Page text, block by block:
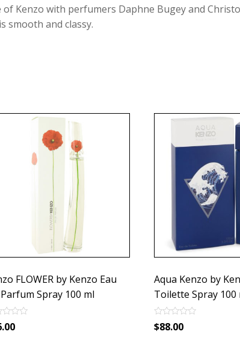
Kenzo with perfumers Daphne Bugey and
smooth and classy.
FLOWER by Kenzo Eau
Spray 100 ml
Aqua Kenzo by
Toilette Spray 100
Rated
0
$88.00